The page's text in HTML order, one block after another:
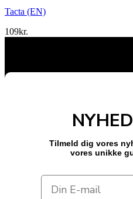
Tacta (EN)
109kr.
Tilmeld dig vores
vores unikke